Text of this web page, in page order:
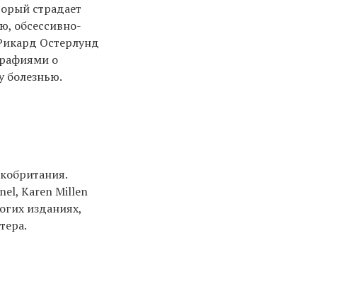
страдает
обсессивно-
Остерлунд
о
болезнью.
Karen Millen
изданиях,